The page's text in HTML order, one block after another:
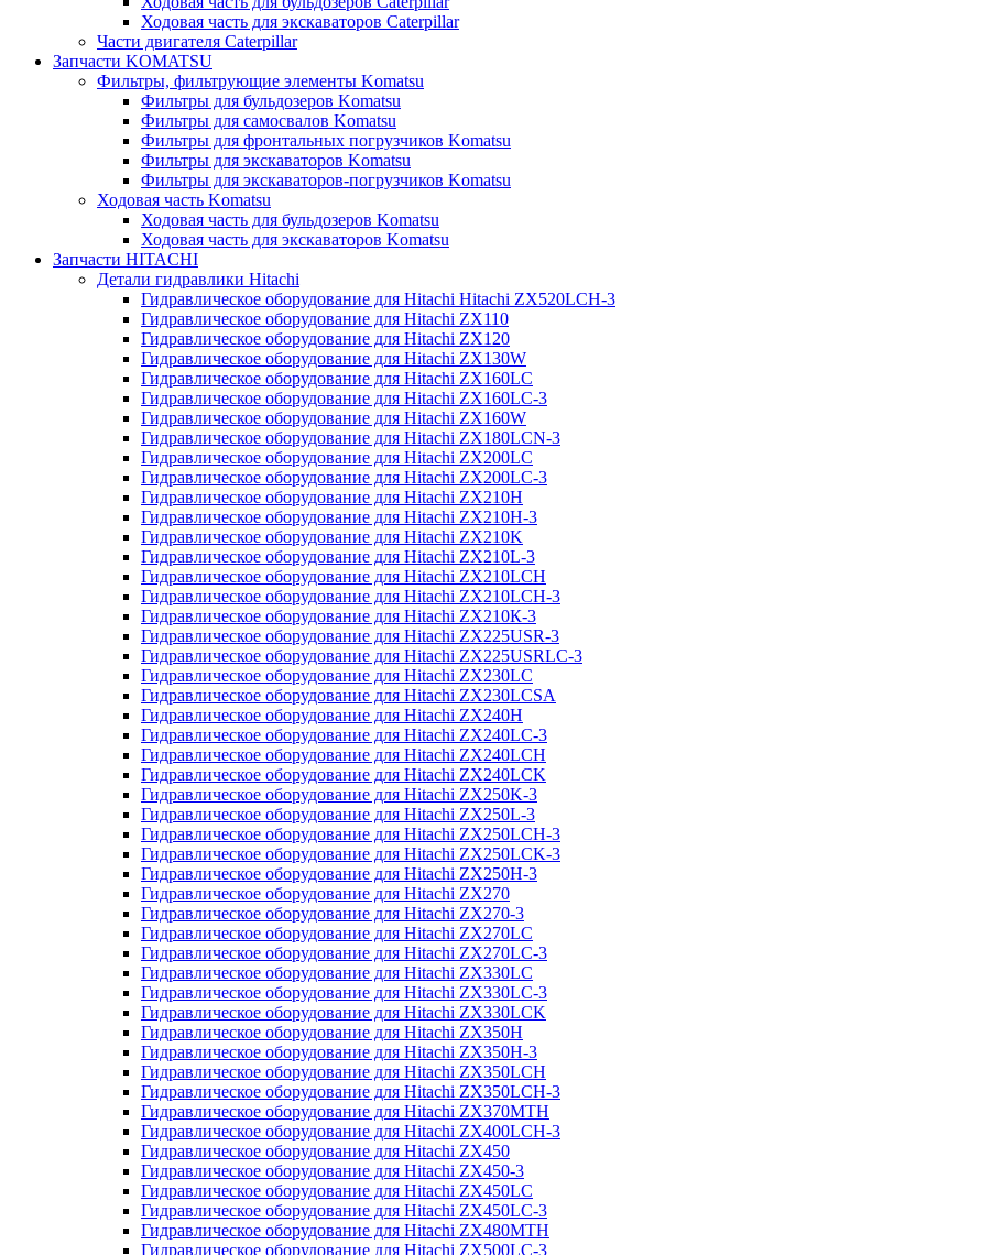
Ходовая часть для экскаваторов Caterpillar
Части двигателя Caterpillar
Запчасти KOMATSU
Фильтры, фильтрующие элементы Komatsu
Фильтры для бульдозеров Komatsu
Фильтры для самосвалов Komatsu
Фильтры для фронтальных погрузчиков Komatsu
Фильтры для экскаваторов Komatsu
Фильтры для экскаваторов-погрузчиков Komatsu
Ходовая часть Komatsu
Ходовая часть для бульдозеров Komatsu
Ходовая часть для экскаваторов Komatsu
Запчасти HITACHI
Детали гидравлики Hitachi
Гидравлическое оборудование для Hitachi Hitachi ZX520LCH-3
Гидравлическое оборудование для Hitachi ZX110
Гидравлическое оборудование для Hitachi ZX120
Гидравлическое оборудование для Hitachi ZX130W
Гидравлическое оборудование для Hitachi ZX160LC
Гидравлическое оборудование для Hitachi ZX160LC-3
Гидравлическое оборудование для Hitachi ZX160W
Гидравлическое оборудование для Hitachi ZX180LCN-3
Гидравлическое оборудование для Hitachi ZX200LC
Гидравлическое оборудование для Hitachi ZX200LC-3
Гидравлическое оборудование для Hitachi ZX210H
Гидравлическое оборудование для Hitachi ZX210H-3
Гидравлическое оборудование для Hitachi ZX210K
Гидравлическое оборудование для Hitachi ZX210L-3
Гидравлическое оборудование для Hitachi ZX210LCH
Гидравлическое оборудование для Hitachi ZX210LCH-3
Гидравлическое оборудование для Hitachi ZX210К-3
Гидравлическое оборудование для Hitachi ZX225USR-3
Гидравлическое оборудование для Hitachi ZX225USRLC-3
Гидравлическое оборудование для Hitachi ZX230LC
Гидравлическое оборудование для Hitachi ZX230LCSA
Гидравлическое оборудование для Hitachi ZX240H
Гидравлическое оборудование для Hitachi ZX240LC-3
Гидравлическое оборудование для Hitachi ZX240LCH
Гидравлическое оборудование для Hitachi ZX240LCK
Гидравлическое оборудование для Hitachi ZX250K-3
Гидравлическое оборудование для Hitachi ZX250L-3
Гидравлическое оборудование для Hitachi ZX250LCH-3
Гидравлическое оборудование для Hitachi ZX250LCK-3
Гидравлическое оборудование для Hitachi ZX250Н-3
Гидравлическое оборудование для Hitachi ZX270
Гидравлическое оборудование для Hitachi ZX270-3
Гидравлическое оборудование для Hitachi ZX270LC
Гидравлическое оборудование для Hitachi ZX270LC-3
Гидравлическое оборудование для Hitachi ZX330LC
Гидравлическое оборудование для Hitachi ZX330LC-3
Гидравлическое оборудование для Hitachi ZX330LCK
Гидравлическое оборудование для Hitachi ZX350H
Гидравлическое оборудование для Hitachi ZX350H-3
Гидравлическое оборудование для Hitachi ZX350LCH
Гидравлическое оборудование для Hitachi ZX350LCH-3
Гидравлическое оборудование для Hitachi ZX370MTH
Гидравлическое оборудование для Hitachi ZX400LCH-3
Гидравлическое оборудование для Hitachi ZX450
Гидравлическое оборудование для Hitachi ZX450-3
Гидравлическое оборудование для Hitachi ZX450LC
Гидравлическое оборудование для Hitachi ZX450LC-3
Гидравлическое оборудование для Hitachi ZX480MTH
Гидравлическое оборудование для Hitachi ZX500LC-3